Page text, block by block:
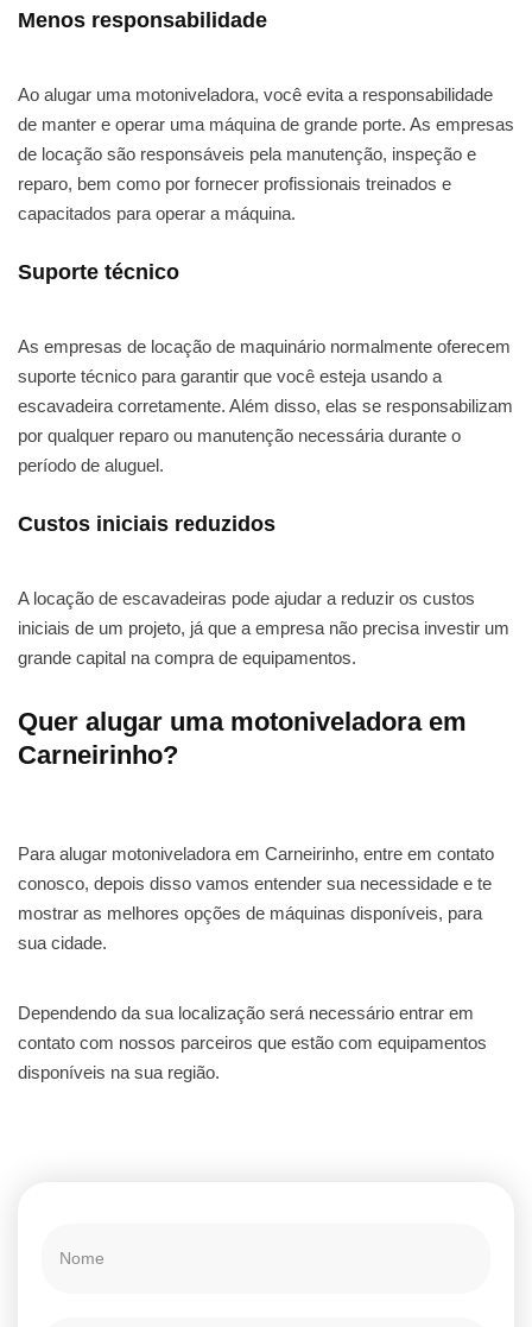
Menos responsabilidade
Ao alugar uma motoniveladora, você evita a responsabilidade
de manter e operar uma máquina de grande porte. As empresas
de locação são responsáveis pela manutenção, inspeção e
reparo, bem como por fornecer profissionais treinados e
capacitados para operar a máquina.
Suporte técnico
As empresas de locação de maquinário normalmente oferecem
suporte técnico para garantir que você esteja usando a
escavadeira corretamente. Além disso, elas se responsabilizam
por qualquer reparo ou manutenção necessária durante o
período de aluguel.
Custos iniciais reduzidos
A locação de escavadeiras pode ajudar a reduzir os custos
iniciais de um projeto, já que a empresa não precisa investir um
grande capital na compra de equipamentos.
Quer alugar uma motoniveladora em
Carneirinho?
Para alugar motoniveladora em Carneirinho, entre em contato
conosco, depois disso vamos entender sua necessidade e te
mostrar as melhores opções de máquinas disponíveis, para
sua cidade.
Dependendo da sua localização será necessário entrar em
contato com nossos parceiros que estão com equipamentos
disponíveis na sua região.